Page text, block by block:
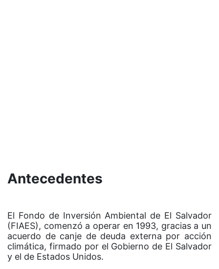
Antecedentes
El Fondo de Inversión Ambiental de El Salvador
(FIAES), comenzó a operar en 1993, gracias a un
acuerdo de canje de deuda externa por acción
climática, firmado por el Gobierno de El Salvador
y el de Estados Unidos.